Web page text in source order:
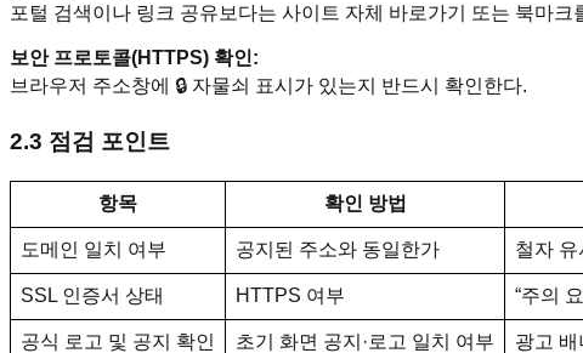
포털 검색이나 링크 공유보다는 사이트 자체 바로가기 또는 북마크
보안 프로토콜(HTTPS) 확인:
브라우저 주소창에 🔒 자물쇠 표시가 있는지 반드시 확인한다.
2.3 점검 포인트
항목 확인 방법
도메인 일치 여부 공지된 주소와 동일한가 철자 유
SSL 인증서 상태 HTTPS 여부 “주의
공식 로고 및 공지 확인 초기 화면 공지·로고 일치 여부 광고 배